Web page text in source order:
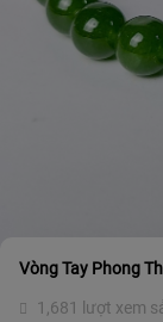
Vòng Tay Phong
1,681 lượt xem